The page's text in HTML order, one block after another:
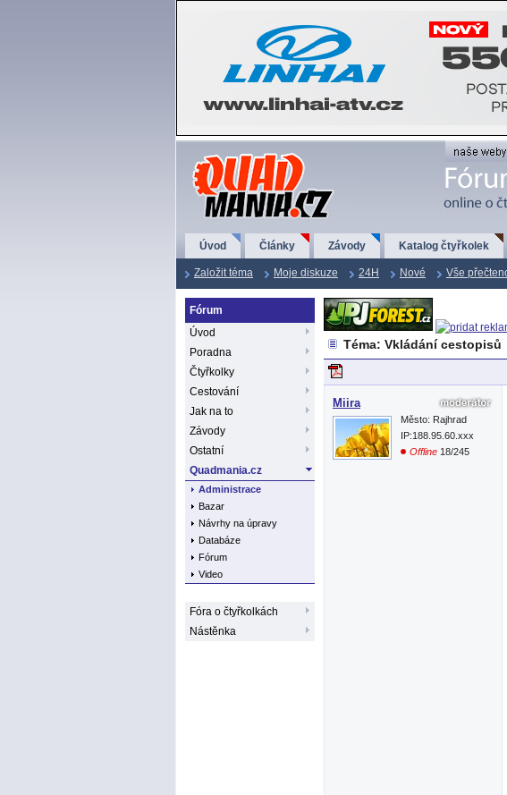
QuadMania.cz
Úvod Články Závody Katalog čtyřkolek
Založit téma Moje diskuze 24H Nové Vše
Fórum
Úvod
Poradna
Čtyřkolky
Cestování
Jak na to
Závody
Ostatní
Quadmania.cz
Administrace
Bazar
Návrhy na úpravy
Databáze
Fórum
Video
Fóra o čtyřkolkách
Nástěnka
Téma: Vkládání cestopisů
Miira
Město: Rajhrad
IP:188.95.60.xxx
Offline 18/245